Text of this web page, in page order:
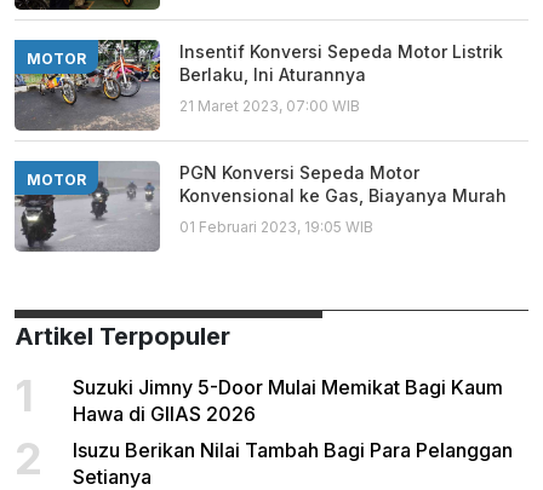
MOTOR
Insentif Konversi Sepeda Motor Listrik
Berlaku, Ini Aturannya
21 Maret 2023, 07:00 WIB
MOTOR
PGN Konversi Sepeda Motor
Konvensional ke Gas, Biayanya Murah
01 Februari 2023, 19:05 WIB
Artikel Terpopuler
1
Suzuki Jimny 5-Door Mulai Memikat Bagi Kaum
Hawa di GIIAS 2026
2
Isuzu Berikan Nilai Tambah Bagi Para Pelanggan
Setianya